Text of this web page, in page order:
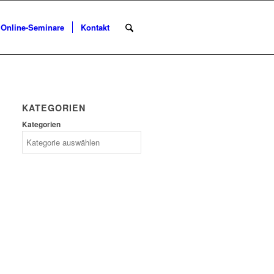
Online-Seminare Kontakt
KATEGORIEN
Kategorien